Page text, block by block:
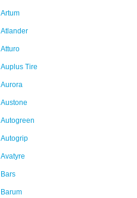
Artum
Atlander
Atturo
Auplus Tire
Aurora
Austone
Autogreen
Autogrip
Avatyre
Bars
Barum